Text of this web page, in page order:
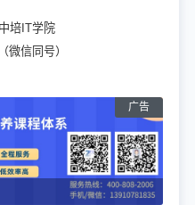
培IT学院
微信同号）